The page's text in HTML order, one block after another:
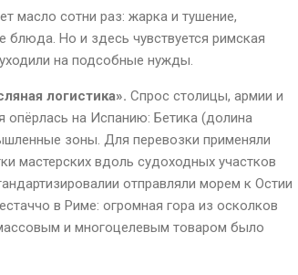
масло сотни раз: жарка и тушение,
Но и здесь чувствуется римская
на подсобные нужды.
логистика». Спрос столицы, армии и
опёрлась на Испанию: Бетика (долина
зоны. Для перевозки применяли
мастерских вдоль судоходных участков
отправляли морем к Остии
в Риме: огромная гора из осколков
и многоцелевым товаром было